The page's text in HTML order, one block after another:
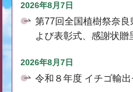
2026年8月7日
第77回全国植樹祭奈
よび表彰式、感謝状贈
2026年8月7日
令和８年度 イチゴ輸